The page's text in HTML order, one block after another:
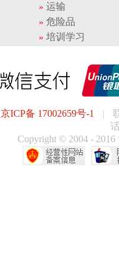
运输
危险品
培训学习
京ICP备 17002659号-1 |
Copyright © 2004 -